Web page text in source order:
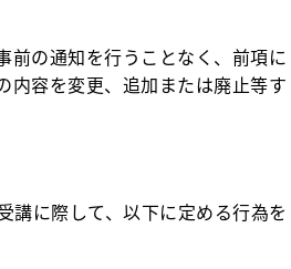
前の通知を行うことなく、前項に
内容を変更、追加または廃止等す
講に際して、以下に定める行為を